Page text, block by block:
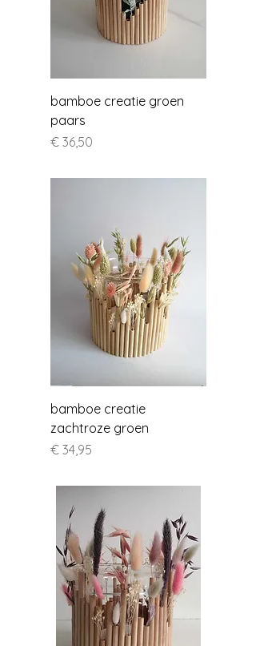
bamboe creatie groen
paars
Prijs
€ 36,50
bamboe creatie
zachtroze groen
Prijs
€ 34,95